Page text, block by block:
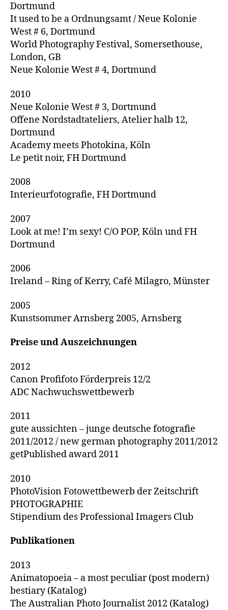
Dortmund
It used to be a Ordnungsamt / Neue Kolonie
West # 6, Dortmund
World Photography Festival, Somersethouse,
London, GB
Neue Kolonie West # 4, Dortmund
2010
Neue Kolonie West # 3, Dortmund
Offene Nordstadtateliers, Atelier halb 12,
Dortmund
Academy meets Photokina, Köln
Le petit noir, FH Dortmund
2008
Interieurfotografie, FH Dortmund
2007
Look at me! I’m sexy! C/O POP, Köln und FH
Dortmund
2006
Ireland – Ring of Kerry, Café Milagro, Münster
2005
Kunstsommer Arnsberg 2005, Arnsberg
Preise und Auszeichnungen
2012
Canon Profifoto Förderpreis 12/2
ADC Nachwuchswettbewerb
2011
gute aussichten – junge deutsche fotografie
2011/2012 / new german photography 2011/2012
getPublished award 2011
2010
PhotoVision Fotowettbewerb der Zeitschrift
PHOTOGRAPHIE
Stipendium des Professional Imagers Club
Publikationen
2013
Animatopoeia – a most peculiar (post modern)
bestiary (Katalog)
The Australian Photo Journalist 2012 (Katalog)